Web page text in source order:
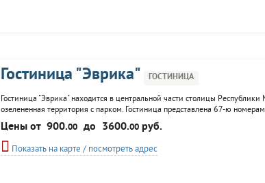
Гостиница "Эврика" ГОСТИНИЦА
Гостиница "Эврика" находится в центральной части столицы
озелененная территория с парком. Гостиница представлена 67-ю
воспользоваться: конференц-залом, кафе, банкетным залом, сауной.
Цены от 900.00 до 3600.00руб.
Показать на карте / посмотреть адрес